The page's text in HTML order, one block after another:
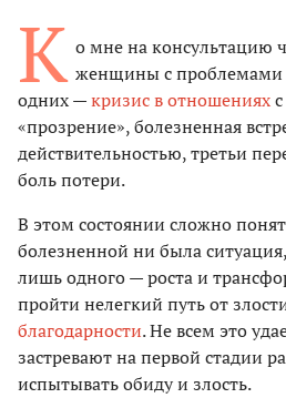
К о мне на консультацию
женщины с проблемами
одних —кризис в отношениях
«прозрение», болезненная
действительностью, третьи
боль потери.
В этом состоянии сложно
болезненной ни была
лишь одного — роста и
пройти нелегкий путь от
благодарности. Не всем это
застревают на первой стадии
испытывать обиду и злость.